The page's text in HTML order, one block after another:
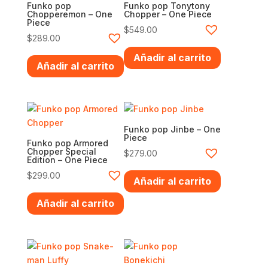
Funko pop
Chopperemon – One
Piece
$289.00
Añadir al carrito
Funko pop Tonytony
Chopper – One Piece
$549.00
Añadir al carrito
Funko pop Armored
Chopper Special
Edition – One Piece
$299.00
Añadir al carrito
Funko pop Jinbe – One
Piece
$279.00
Añadir al carrito